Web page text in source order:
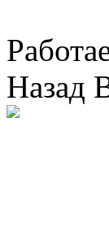
Назад